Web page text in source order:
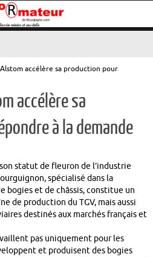
accélère sa production pour
accélère sa
à la demande
statut de fleuron de l’industrie
spécialisé dans la
bogies et de châssis, constitue un
de production du TGV, mais aussi
destinés aux marchés français et
pas uniquement pour les
et produisent des bogies